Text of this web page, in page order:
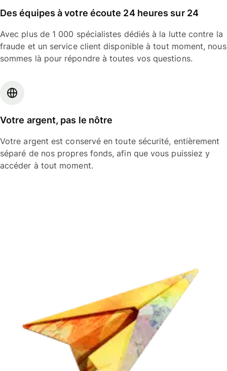
Des équipes à votre écoute 24 heures sur 24
Avec plus de 1 000 spécialistes dédiés à la lutte contre la
fraude et un service client disponible à tout moment, nous
sommes là pour répondre à toutes vos questions.
Votre argent, pas le nôtre
Votre argent est conservé en toute sécurité, entièrement
séparé de nos propres fonds, afin que vous puissiez y
accéder à tout moment.